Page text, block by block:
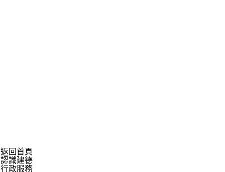
返回首頁
認識建德
行政服務